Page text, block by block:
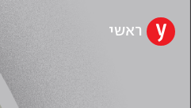
ראשי